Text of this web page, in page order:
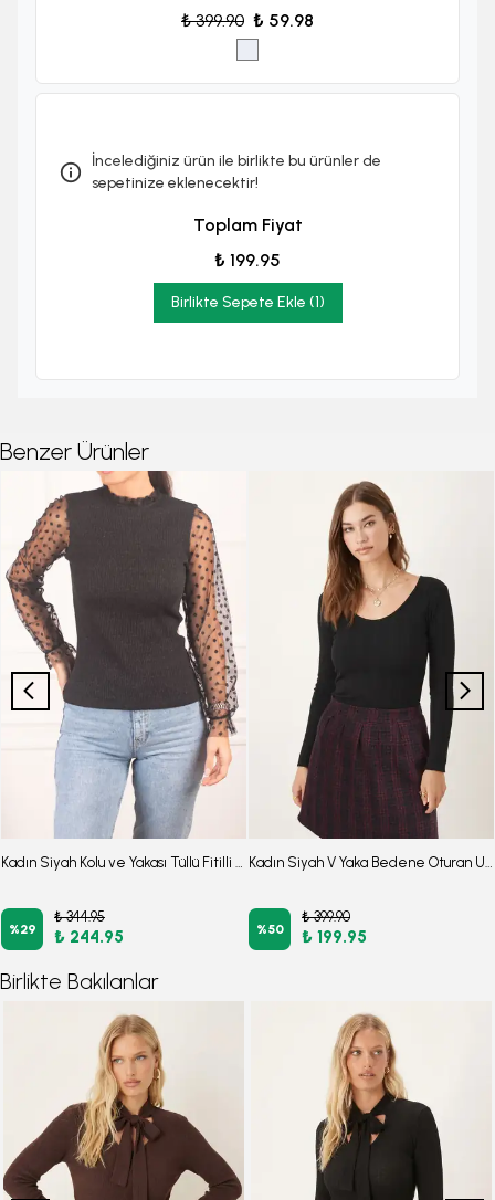
₺ 399.90 ₺ 59.98
İncelediğiniz ürün ile birlikte bu ürünler de
sepetinize eklenecektir!
Toplam Fiyat
₺ 199.95
Birlikte Sepete Ekle (1)
Benzer Ürünler
%29
₺ 344.95
₺ 244.95 %50
₺ 399.90
₺ 199.95
Birlikte Bakılanlar